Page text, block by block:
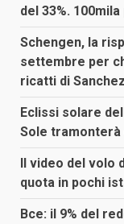
del 33%.
Schengen, la
settembre per
ricatti di
Eclissi solare
Sole tramonterà
Il video del volo
quota in pochi
Bce: il 9% del